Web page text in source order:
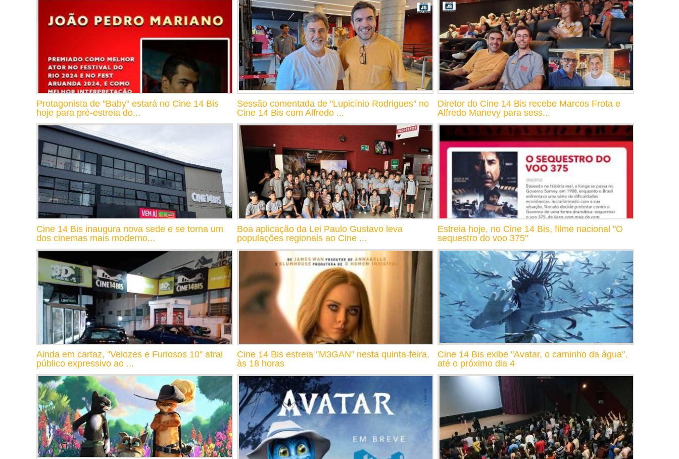
Protagonista de "Baby" estará no Cine 14 Bis
hoje para pré-estreia do...
Sessão comentada de "Lupicínio Rodrigues" no
Cine 14 Bis com Alfredo ...
Diretor do Cine 14 Bis recebe Marcos Frota e
Alfredo Manevy para sess...
Cine 14 Bis inaugura nova sede e se torna um
dos cinemas mais moderno...
Boa aplicação da Lei Paulo Gustavo leva
populações regionais ao Cine ...
Estreia hoje, no Cine 14 Bis, filme nacional "O
sequestro do voo 375"
Ainda em cartaz, "Velozes e Furiosos 10" atrai
público expressivo ao ...
Cine 14 Bis estreia "M3GAN" nesta quinta-feira,
às 18 horas
Cine 14 Bis exibe "Avatar, o caminho da água",
até o próximo dia 4